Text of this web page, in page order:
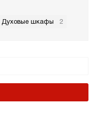
Духовые шкафы 2